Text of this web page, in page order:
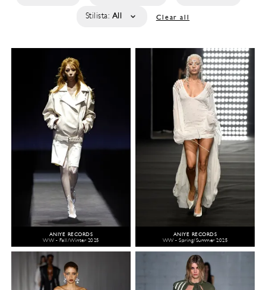
Stilista: All Clear all
ANIYE RECORDS
WW - Fall/Winter 2025
ANIYE RECORDS
WW - Spring/Summer 2025